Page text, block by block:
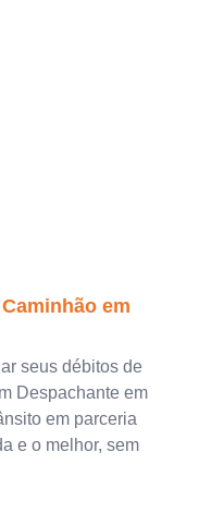
em
seus débitos de
Despachante em
em parceria
e o melhor, sem